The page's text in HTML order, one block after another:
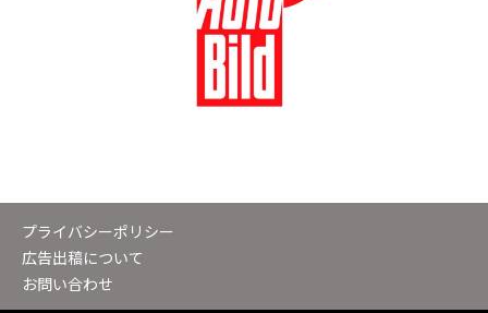
プライバシーポリシー
広告出稿について
お問い合わせ